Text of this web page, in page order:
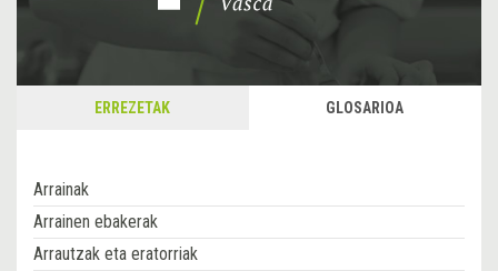
ERREZETAK GLOSARIOA
Arrainak
Arrainen ebakerak
Arrautzak eta eratorriak